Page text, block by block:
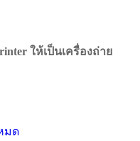
ให้เป็นเครื่องถ่าย
มด